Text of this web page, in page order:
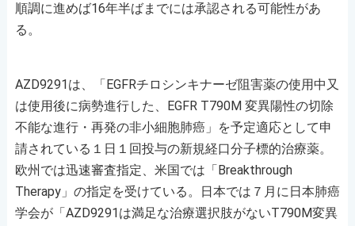
順調に進めば16年半ばまでには承認される可能性があ
る。
AZD9291は、「EGFRチロシンキナーゼ阻害薬の使用中又
は使用後に病勢進行した、EGFR T790M 変異陽性の切除
不能な進行・再発の非小細胞肺癌」を予定適応として申
請されている１日１回投与の新規経口分子標的治療薬。
欧州では迅速審査指定、米国では「Breakthrough
Therapy」の指定を受けている。日本では７月に日本肺癌
学会が「AZD9291は満足な治療選択肢がないT790M変異